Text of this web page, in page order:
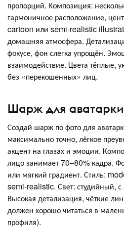
пропорций. Композиция:
гармоничное расположение,
cartoon или semi-realistic
домашняя атмосфера.
фокусе, фон слегка упрощён.
взаимодействие. Цвета тёплые,
без «перекошенных» лиц.
Шарж для аватарки
Создай шарж по фото для
максимально точно, лёгкое
акцент на глазах и эмоции.
лицо занимает 70–80% кадра.
или мягкий градиент. Стиль:
semi-realistic. Свет: студийный,
Высокая детализация, чёткие
должен хорошо читаться в
профиля).